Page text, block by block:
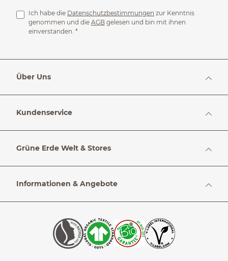
Ich habe die Datenschutzbestimmungen zur Kenntnis
genommen und die AGB gelesen und bin mit ihnen
einverstanden. *
Über Uns
Kundenservice
Grüne Erde Welt & Stores
Informationen & Angebote